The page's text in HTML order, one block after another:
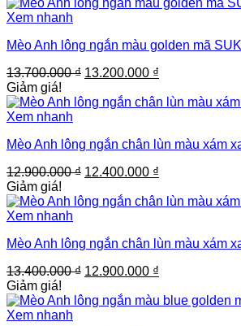
Xem nhanh
Mèo Anh lông ngắn màu golden mã
13.700.000₫ Giá
là:
13.200.000 ₫
tại
Giảm giá!
Xem nhanh
Mèo Anh lông ngắn chân lùn màu xám
12.900.000₫ Giá
là:
12.400.000 ₫
tại
Giảm giá!
Xem nhanh
Mèo Anh lông ngắn chân lùn màu xám
13.400.000₫ Giá
là:
12.900.000 ₫
tại
Giảm giá!
Xem nhanh